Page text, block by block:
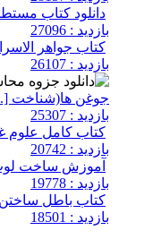
دانلود کتاب
بازدید : 27096
کتاب جواهر
بازدید : 26107
جوغن ها(شناخت
بازدید : 25307
کتاب کامل علوم
بازدید : 20742
آموزش ساخت
بازدید : 19778
کتاب باطل
بازدید : 18501